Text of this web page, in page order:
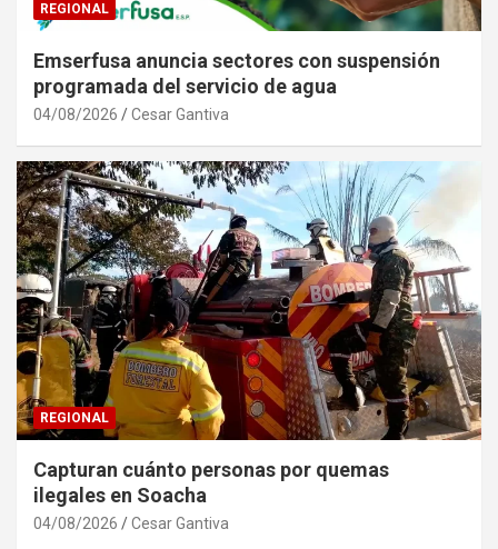
REGIONAL
Emserfusa anuncia sectores con suspensión
programada del servicio de agua
04/08/2026 Cesar Gantiva
REGIONAL
Capturan cuánto personas por quemas
ilegales en Soacha
04/08/2026 Cesar Gantiva